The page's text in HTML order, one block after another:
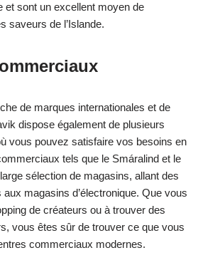
et sont un excellent moyen de
saveurs de l’Islande.
de marques internationales et de
dispose également de plusieurs
vous pouvez satisfaire vos besoins en
tels que le Smáralind et le
sélection de magasins, allant des
magasins d’électronique. Que vous
de créateurs ou à trouver des
vous êtes sûr de trouver ce que vous
commerciaux modernes.